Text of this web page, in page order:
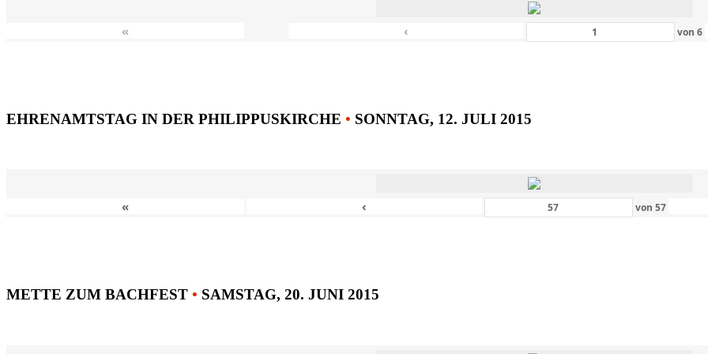
« ‹ von6
EHRENAMTSTAG IN DER PHILIPPUSKIRCHE • SONNTAG, 12. JULI 2015
« ‹ von57
METTE ZUM BACHFEST • SAMSTAG, 20. JUNI 2015